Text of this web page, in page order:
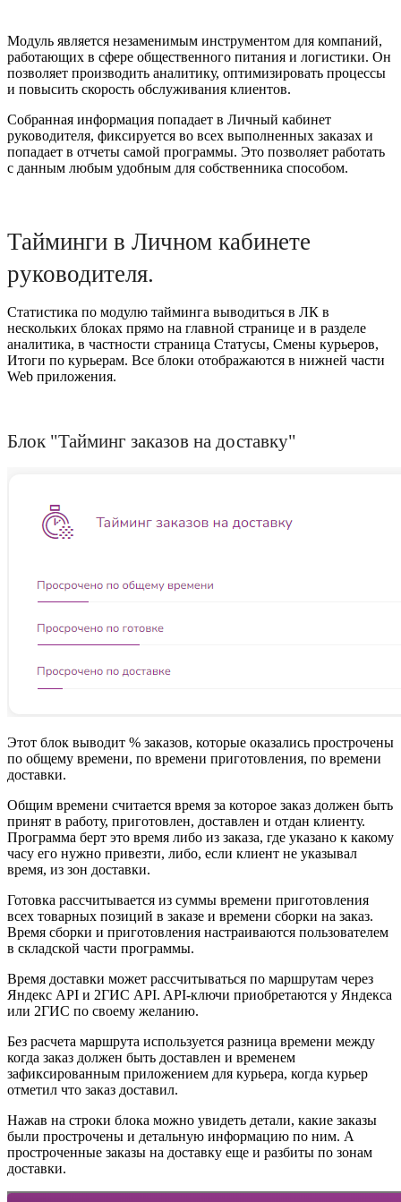
Модуль является незаменимым инструментом для компаний,
работающих в сфере общественного питания и логистики. Он
позволяет производить аналитику, оптимизировать процессы
и повысить скорость обслуживания клиентов.
Собранная информация попадает в Личный кабинет
руководителя, фиксируется во всех выполненных заказах и
попадает в отчеты самой программы. Это позволяет работать
с данным любым удобным для собственника способом.
Тайминги в Личном кабинете
руководителя.
Статистика по модулю тайминга выводиться в ЛК в
нескольких блоках прямо на главной странице и в разделе
аналитика, в частности страница Статусы, Смены курьеров,
Итоги по курьерам. Все блоки отображаются в нижней части
Web приложения.
Блок "Тайминг заказов на доставку"
Этот блок выводит % заказов, которые оказались прострочены
по общему времени, по времени приготовления, по времени
доставки.
Общим времени считается время за которое заказ должен быть
принят в работу, приготовлен, доставлен и отдан клиенту.
Программа берт это время либо из заказа, где указано к какому
часу его нужно привезти, либо, если клиент не указывал
время, из зон доставки.
Готовка рассчитывается из суммы времени приготовления
всех товарных позиций в заказе и времени сборки на заказ.
Время сборки и приготовления настраиваются пользователем
в складской части программы.
Время доставки может рассчитываться по маршрутам через
Яндекс API и 2ГИС API. API-ключи приобретаются у Яндекса
или 2ГИС по своему желанию.
Без расчета маршрута используется разница времени между
когда заказ должен быть доставлен и временем
зафиксированным приложением для курьера, когда курьер
отметил что заказ доставил.
Нажав на строки блока можно увидеть детали, какие заказы
были прострочены и детальную информацию по ним. А
простроченные заказы на доставку еще и разбиты по зонам
доставки.